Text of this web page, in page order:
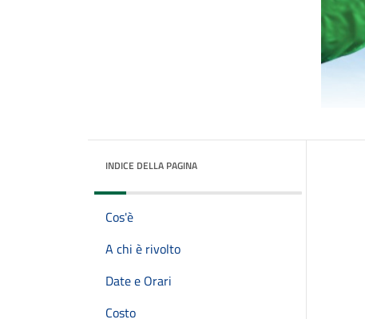
INDICE DELLA PAGINA
Cos'è
A chi è rivolto
Date e Orari
Costo